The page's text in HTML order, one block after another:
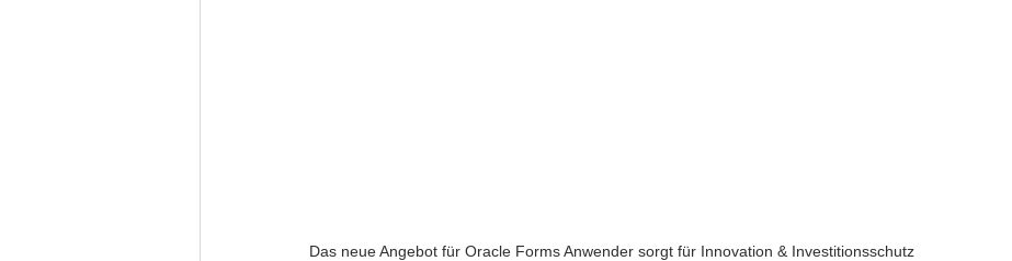
Das neue Angebot für Oracle Forms Anwender sorgt für Innovation & Investitionsschutz